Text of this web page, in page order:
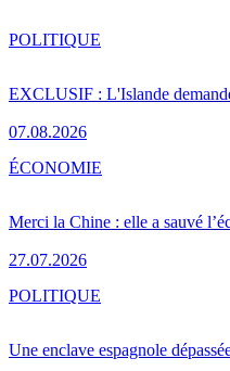
EXCLUSIF : L'Islande
07.08.2026
POLITIQUE
Merci la Chine : elle a sauvé
27.07.2026
ÉCONOMIE
Une enclave espagnole
POLITIQUE